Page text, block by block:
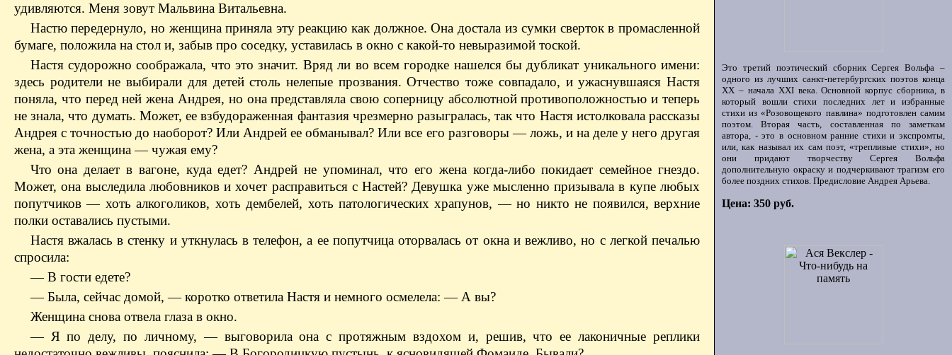
удивляются. Меня зовут Мальвина Витальевна.
Настю передернуло, но женщина приняла эту реакцию как должное. Она достала из сумки сверток в промасленной
бумаге, положила на стол и, забыв про соседку, уставилась в окно с какой-то невыразимой тоской.
Настя судорожно соображала, что это значит. Вряд ли во всем городке нашелся бы дубликат уникального имени:
здесь родители не выбирали для детей столь нелепые прозвания. Отчество тоже совпадало, и ужаснувшаяся Настя
поняла, что перед ней жена Андрея, но она представляла свою соперницу абсолютной противоположностью и теперь
не знала, что думать. Может, ее взбудораженная фантазия чрезмерно разыгралась, так что Настя истолковала рассказы
Андрея с точностью до наоборот? Или Андрей ее обманывал? Или все его разговоры — ложь, и на деле у него другая
жена, а эта женщина — чужая ему?
Что она делает в вагоне, куда едет? Андрей не упоминал, что его жена когда-либо покидает семейное гнездо.
Может, она выследила любовников и хочет расправиться с Настей? Девушка уже мысленно призывала в купе любых
попутчиков — хоть алкоголиков, хоть дембелей, хоть патологических храпунов, — но никто не появился, верхние
полки оставались пустыми.
Настя вжалась в стенку и уткнулась в телефон, а ее попутчица оторвалась от окна и вежливо, но с легкой печалью
спросила:
— В гости едете?
— Была, сейчас домой, — коротко ответила Настя и немного осмелела: — А вы?
Женщина снова отвела глаза в окно.
— Я по делу, по личному, — выговорила она с протяжным вздохом и, решив, что ее лаконичные реплики
Это третий поэтический сборник Сергея Вольфа –
одного из лучших санкт-петербургских поэтов конца
ХХ – начала XXI века. Основной корпус сборника, в
который вошли стихи последних лет и избранные
стихи из «Розовощекого павлина» подготовлен самим
поэтом. Вторая часть, составленная по заметкам
автора, - это в основном ранние стихи и экспромты,
или, как называл их сам поэт, «трепливые стихи», но
они придают творчеству Сергея Вольфа
дополнительную окраску и подчеркивают трагизм его
более поздних стихов. Предисловие Андрея Арьева.
Цена: 350 руб.